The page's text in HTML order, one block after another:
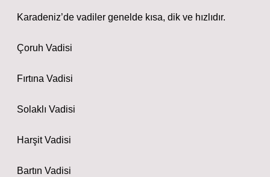
Karadeniz’de vadiler genelde kısa, dik ve hızlıdır.
Çoruh Vadisi
Fırtına Vadisi
Solaklı Vadisi
Harşit Vadisi
Bartın Vadisi